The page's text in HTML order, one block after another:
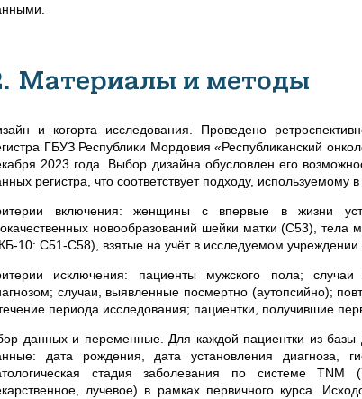
Материалы и методы
и когорта исследования. Проведено
ГБУЗ Республики Мордовия «Республиканский
2023 года. Выбор дизайна обусловлен его
регистра, что соответствует подходу,
включения: женщины с впервые в жизни
новообразований шейки матки (С53),
10: C51-C58), взятые на учёт в исследуемом учреждении
исключения: пациенты мужского пола;
случаи, выявленные посмертно (аутопсийно);
периода исследования; пациентки, получившие
данных и переменные. Для каждой пациентки из
дата рождения, дата установления диагноза,
стадия заболевания по системе
лучевое) в рамках первичного курса.